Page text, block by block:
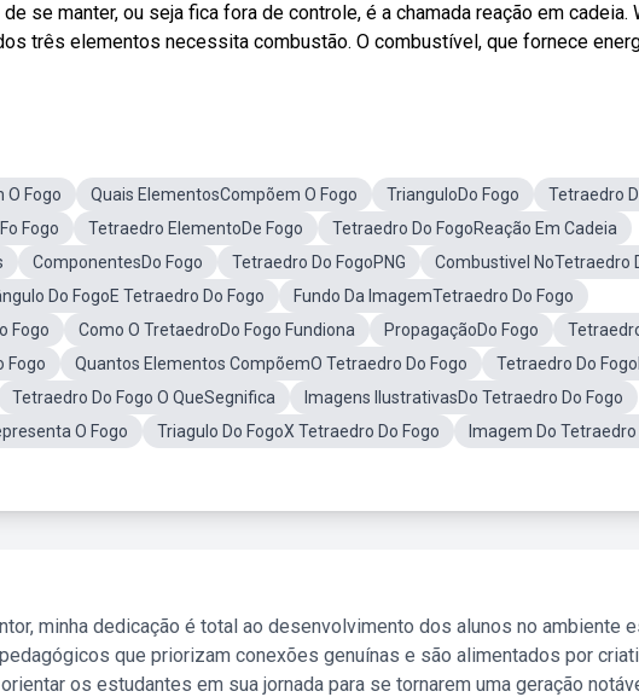
se manter, ou seja fica fora de controle, é a chamada reação em
três elementos necessita combustão. O combustível, que fornece
O Fogo Quais ElementosCompõem O Fogo TrianguloDo Fogo
Tetraedro
Fogo
Tetraedro ElementoDe Fogo
Tetraedro Do FogoReação Em Cadeia
ComponentesDo Fogo Tetraedro Do FogoPNG
Combustivel NoTetraedro
Do FogoE Tetraedro Do Fogo
Fundo Da ImagemTetraedro Do Fogo
Fogo
Como O TretaedroDo Fogo Fundiona PropagaçãoDo Fogo
Fogo
Quantos Elementos CompõemO Tetraedro Do Fogo
Tetraedro Do
Tetraedro Do Fogo O QueSegnifica
Imagens IlustrativasDo Tetraedro Do Fogo
O Fogo
Triagulo Do FogoX Tetraedro Do Fogo
Imagem Do Tetraedro
minha dedicação é total ao desenvolvimento dos alunos no ambiente
que priorizam conexões genuínas e são alimentados por
os estudantes em sua jornada para se tornarem uma geração